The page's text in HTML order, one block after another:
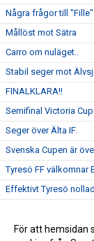
Några frågor till
Mållöst mot Sätra
Carro om nuläget..
Stabil seger mot
FINALKLARA!!
Semifinal Victoria
Seger över Älta IF.
Svenska Cupen är
Tyresö FF välkomnar
Effektivt Tyresö
Seger mot AIK.
För att hemsidan